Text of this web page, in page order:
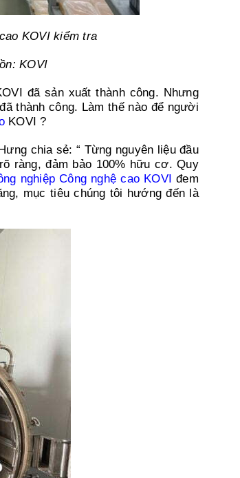
KOVI kiểm tra
KOVI
đã sản xuất thành công. Nhưng
thành công. Làm thế nào để người
KOVI ?
chia sẻ: “ Từng nguyên liệu đầu
ràng, đảm bảo 100% hữu cơ. Quy
nghiệp Công nghệ cao KOVI đem
mục tiêu chúng tôi hướng đến là